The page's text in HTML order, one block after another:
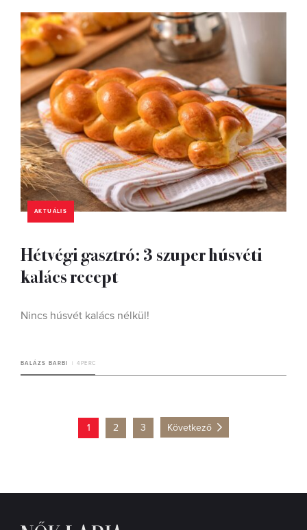
AKTUÁLIS
Hétvégi gasztró: 3 szuper húsvéti
kalács recept
Nincs húsvét kalács nélkül!
BALÁZS BARBI 4 PERC
1 2 3 Következő